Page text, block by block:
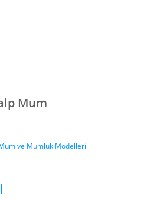
Mum
ve Mumluk Modelleri